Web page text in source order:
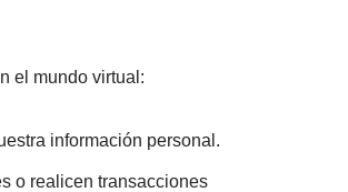
el mundo virtual:
información personal.
o realicen transacciones